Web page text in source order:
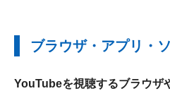
ブラウザ・アプリ・
YouTubeを視聴するブラウザ